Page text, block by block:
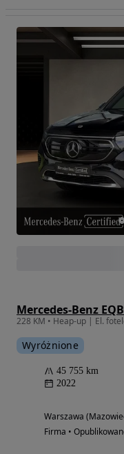
228 KM • Heap-up | El.
Wyróżnione
45 755 km
2022
Warszawa
Firma •